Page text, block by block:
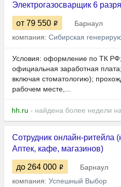
Электрогазосварщик 6
от 79 550
Барнаул
компания: Сибирская
Условия: оформление по ТК
официальная заработная
включая стоматологию);
рабочем месте,...
hh.ru - найдена более недели
Сотрудник онлайн-ритейла
Аптек, кафе, магазинов)
до 264 000
Барнаул
компания: Успешный Выбор